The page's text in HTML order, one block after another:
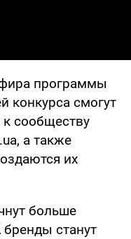
программы
конкурса смогут
к сообществу
а также
их
больше
станут